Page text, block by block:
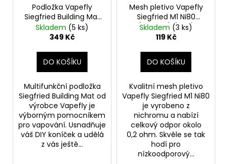
Podložka Vapefly
Siegfried Building Mat
60 x 35cm
Skladem (5 ks)
349 Kč
DO KOŠÍKU
Multifunkční podložka
Siegfried Building Mat od
výrobce Vapefly je
výborným pomocníkem
pro vapování. Usnadňuje
váš DIY koníček a udělá
z vás ještě...
Mesh pletivo Vapefly
Siegfried M1 Ni80
(0,2ohm) (10ks)
Skladem (3 ks)
119 Kč
DO KOŠÍKU
Kvalitní mesh pletivo
Vapefly Siegfried M1 Ni80
je vyrobeno z
nichromu a nabízí
celkový odpor okolo
0,2 ohm. Skvěle se tak
hodí pro
nízkoodporový...